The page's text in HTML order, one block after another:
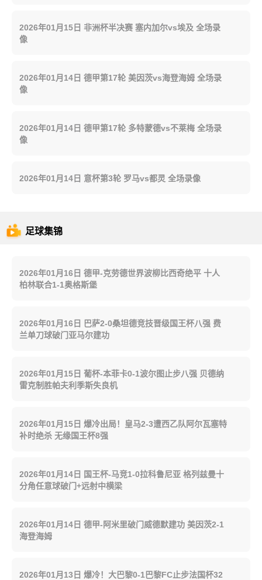
2026年01月15日 非洲杯半决赛 塞内加尔vs埃及 全场录
像
2026年01月14日 德甲第17轮 美因茨vs海登海姆 全场录
像
2026年01月14日 德甲第17轮 多特蒙德vs不莱梅 全场录
像
2026年01月14日 意杯第3轮 罗马vs都灵 全场录像
足球集锦
2026年01月16日 德甲-克劳德世界波柳比西奇绝平 十人
柏林联合1-1奥格斯堡
2026年01月16日 巴萨2-0桑坦德竞技晋级国王杯八强 费
兰单刀球破门亚马尔建功
2026年01月15日 葡杯-本菲卡0-1波尔图止步八强 贝德纳
雷克制胜帕夫利季斯失良机
2026年01月15日 爆冷出局！皇马2-3遭西乙队阿尔瓦塞特
补时绝杀 无缘国王杯8强
2026年01月14日 国王杯-马竞1-0拉科鲁尼亚 格列兹曼十
分角任意球破门+远射中横梁
2026年01月14日 德甲-阿米里破门威德默建功 美因茨2-1
海登海姆
2026年01月13日 爆冷！大巴黎0-1巴黎FC止步法国杯32